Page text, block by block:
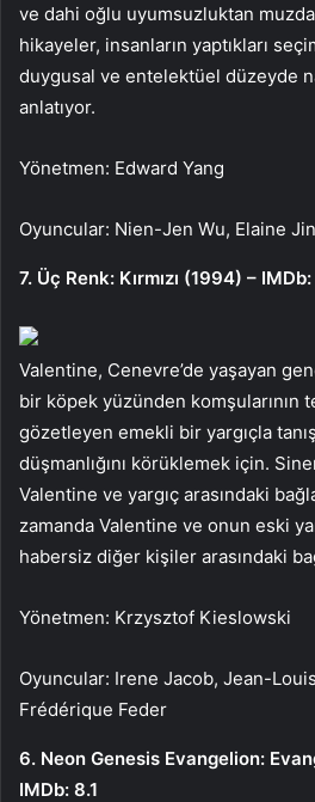
ve dahi oğlu uyumsuzluktan
hikayeler, insanların yaptıkları
duygusal ve entelektüel düzeyde
anlatıyor.
Yönetmen: Edward Yang
Oyuncular: Nien-Jen Wu, Elaine
7. Üç Renk: Kırmızı (1994) – IMDb:
Valentine, Cenevre’de yaşayan
bir köpek yüzünden komşularının
gözetleyen emekli bir yargıçla
düşmanlığını körüklemek için.
Valentine ve yargıç arasındaki
zamanda Valentine ve onun eski
habersiz diğer kişiler arasındaki
Yönetmen: Krzysztof Kieslowski
Oyuncular: Irene Jacob, Jean-
Frédérique Feder
6. Neon Genesis Evangelion:
IMDb: 8.1